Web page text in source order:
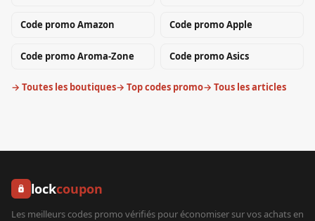
Code promoAmazon Code promoApple
Code promoAroma-Zone Code promoAsics
→ Toutes les boutiques→ Top codes promo→ Tous les articles
lockcoupon
Les meilleurs codes promo vérifiés pour économiser sur vos achats en